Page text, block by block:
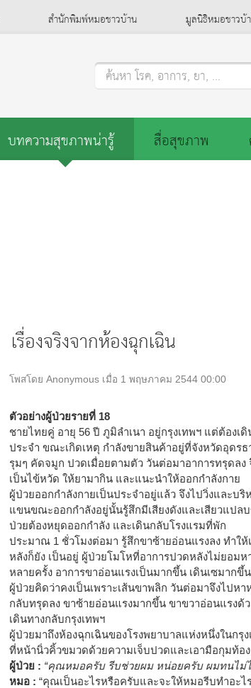
สำนักพิมพ์หมอชาวบ้าน มูลนิธิหมอชาวบ้
ค้นหา โรค, อาการ, ยา, ...
บทความสุขภาพน่ารู้ สื่อสุขภาพ
เรื่องจริงจากห้องฉุกเฉิน
โพสโดย Anonymous เมื่อ 1 พฤษภาคม 2544 00:00
ตัวอย่างผู้ป่วยรายที่ 18
ชายไทยคู่ อายุ 56 ปี ภูมิลำเนา อยู่กรุงเทพฯ แต่ต้องเ
ประจำ ขณะเกิดเหตุ กำลังขายสินค้าอยู่ที่จังหวัดอุดร
รุมๆ คัดจมูก ปวดเมื่อยตามตัว วันต่อมาอาการทรุดล
เป็นไข้หวัด ให้ยามากิน และแนะนำให้ออกกำลังกาย
ผู้ป่วยออกกำลังกายเป็นประจำอยู่แล้ว จึงไปวิ่งและบริ
แขนขณะออกกำลังอยู่นั้นรู้สึกมีเสียงดังและเสียวแปล
ป่วยต้องหยุดออกกำลัง และเดินกลับโรงแรมที่พัก
ประมาณ 1 ชั่วโมงต่อมา รู้สึกขาซ้ายอ่อนแรงลง ทำใ
หลังก็ยัง เป็นอยู่ ผู้ป่วยโมโหที่อาการปวดหลังไม่ยอม
หลายครั้ง อาการขาอ่อนแรงเป็นมากขึ้น เดินเซมากขึ้น
ผู้ป่วยคิดว่าคงเป็นเพราะเส้นขาพลิก วันต่อมาจึงไป
กลับทรุดลง ขาซ้ายอ่อนแรงมากขึ้น ขาขวาอ่อนแรงด้
เดินทางกลับกรุงเทพฯ
ผู้ป่วยมาถึงห้องฉุกเฉินของโรงพยาบาลแห่งหนึ่งในกรุ
ที่หน้านิ่วคิ้วขมวดด้วยความเจ็บปวดและเอามือกุมท้อง
ผู้ป่วย : “คุณหมอครับ รีบช่วยผม หน่อยครับ ผมทนไม่
หมอ : “คุณเป็นอะไรหรือครับและจะให้หมอรีบทำอะไ